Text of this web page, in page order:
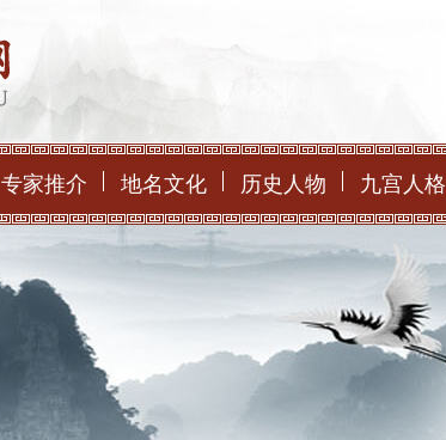
专家推介 地名文化 历史人物 九宫人格